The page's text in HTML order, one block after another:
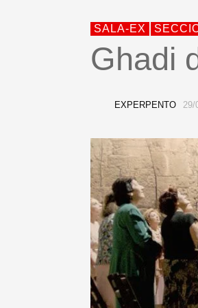
SALA-EX
Ghadi
EXPERPENTO 29/